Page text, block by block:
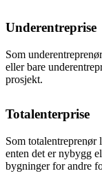
Underentreprise
Som
eller bare
prosjekt.
Totalenterprise
Som
enten det er nybygg
bygninger for andre